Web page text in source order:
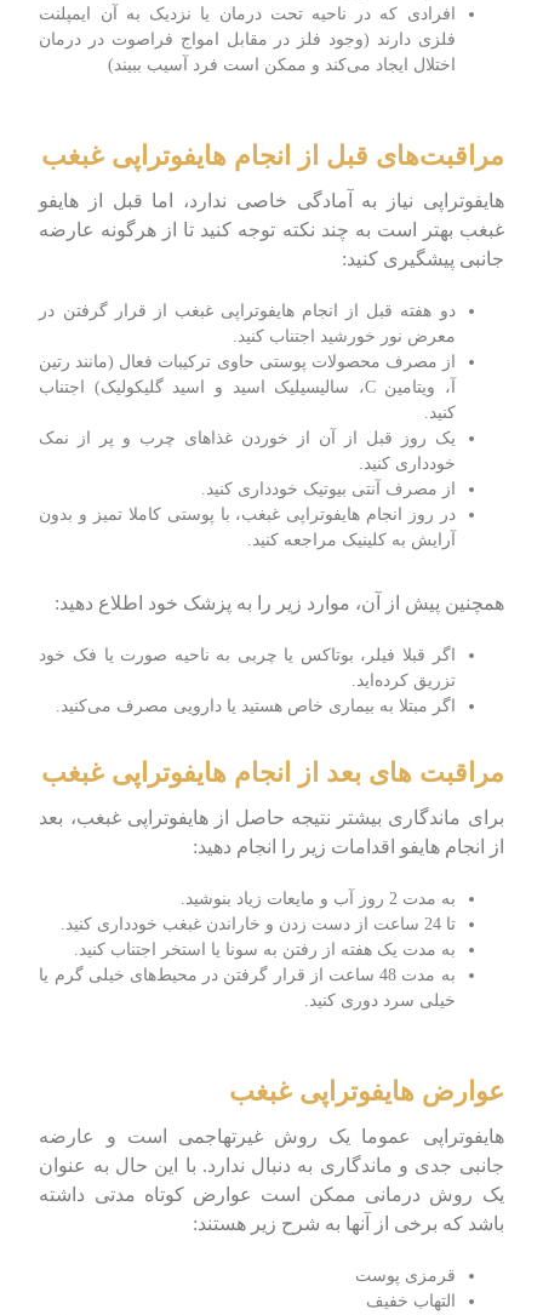
افرادی که در ناحیه تحت درمان یا نزدیک به آن ایمپلنت
فلزی دارند (وجود فلز در مقابل امواج فراصوت در درمان
اختلال ایجاد می‌کند و ممکن است فرد آسیب ببیند)
مراقبت‌های قبل از انجام هایفوتراپی غبغب
هایفوتراپی نیاز به آمادگی خاصی ندارد، اما قبل از هایفو
غبغب بهتر است به چند نکته توجه کنید تا از هرگونه عارضه
جانبی پیشگیری کنید:
دو هفته قبل از انجام هایفوتراپی غبغب از قرار گرفتن در
معرض نور خورشید اجتناب کنید.
از مصرف محصولات پوستی حاوی ترکیبات فعال (مانند رتین
آ، ویتامین C، سالیسیلیک اسید و اسید گلیکولیک) اجتناب
کنید.
یک روز قبل از آن از خوردن غذاهای چرب و پر از نمک
خودداری کنید.
از مصرف آنتی بیوتیک خودداری کنید.
در روز انجام هایفوتراپی غبغب، با پوستی کاملا تمیز و بدون
آرایش به کلینیک مراجعه کنید.
همچنین پیش از آن، موارد زیر را به پزشک خود اطلاع دهید:
اگر قبلا فیلر، بوتاکس یا چربی به ناحیه صورت یا فک خود
تزریق کرده‌اید.
اگر مبتلا به بیماری خاص هستید یا دارویی مصرف می‌کنید.
مراقبت‌ های بعد از انجام هایفوتراپی غبغب
برای ماندگاری بیشتر نتیجه حاصل از هایفوتراپی غبغب، بعد
از انجام هایفو اقدامات زیر را انجام دهید:
به مدت 2 روز آب و مایعات زیاد بنوشید.
تا 24 ساعت از دست زدن و خاراندن غبغب خودداری کنید.
به مدت یک هفته از رفتن به سونا یا استخر اجتناب کنید.
به مدت 48 ساعت از قرار گرفتن در محیط‌های خیلی گرم یا
خیلی سرد دوری کنید.
عوارض هایفوتراپی غبغب
هایفوتراپی عموما یک روش غیرتهاجمی است و عارضه
جانبی جدی و ماندگاری به دنبال ندارد. با این حال به عنوان
یک روش درمانی ممکن است عوارض کوتاه مدتی داشته
باشد که برخی از آنها به شرح زیر هستند:
قرمزی پوست
التهاب خفیف